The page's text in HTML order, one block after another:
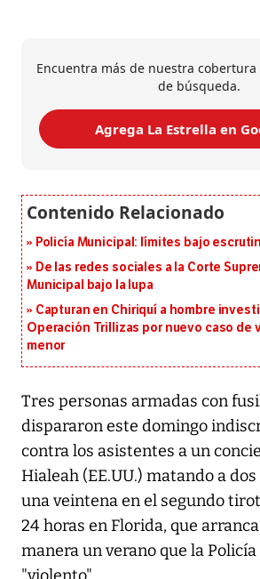
Encuentra más de nuestra
de búsqueda.
Agrega La Estrella en
Policía Municipal: límites bajo
De las redes sociales a la Corte
Municipal bajo la lupa
Capturan en Chiriquí a hombre
Operación Trillizas por nuevo caso de
menor
Tres personas armadas con
dispararon este domingo
contra los asistentes a un
Hialeah (EE.UU.) matando a
una veintena en el segundo
24 horas en Florida, que
manera un verano que la